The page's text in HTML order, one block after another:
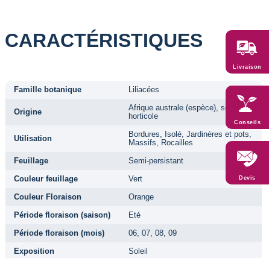
CARACTÉRISTIQUES
Famille botanique Liliacées
Origine
Afrique australe (espèce), sélection
horticole
Utilisation
Bordures, Isolé, Jardinères et pots,
Massifs, Rocailles
Feuillage
Semi-persistant
Couleur feuillage
Vert
Couleur Floraison
Orange
Période floraison (saison)
Eté
Période floraison (mois)
06, 07, 08, 09
Exposition
Soleil
Livraison
Conseils
Devis